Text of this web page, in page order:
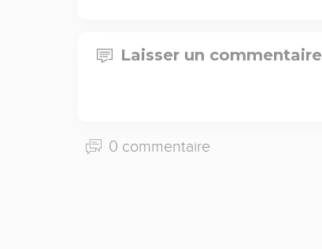
Laisser un commentaire
0 commentaire